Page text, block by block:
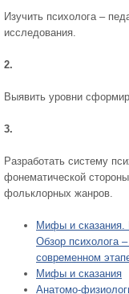
Изучить психолога –
исследования.
2.
Выявить уровни
3.
Разработать систему
фонематической
фольклорных жанров.
Мифы и сказания.
Обзор психолога
современном
Мифы и сказания
Анатомо-